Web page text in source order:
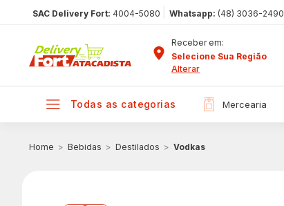
SAC Delivery Fort: 4004-5080 Whatsapp: (48) 3036-2490
Receber em:
Selecione Sua Região
Alterar
todas as categorias mercearia
Bebidas Destilados Vodkas